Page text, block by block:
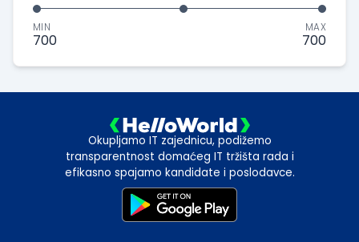
MIN
700
MAX
700
Okupljamo IT zajednicu, podižemo
transparentnost domaćeg IT tržišta rada i
efikasno spajamo kandidate i poslodavce.